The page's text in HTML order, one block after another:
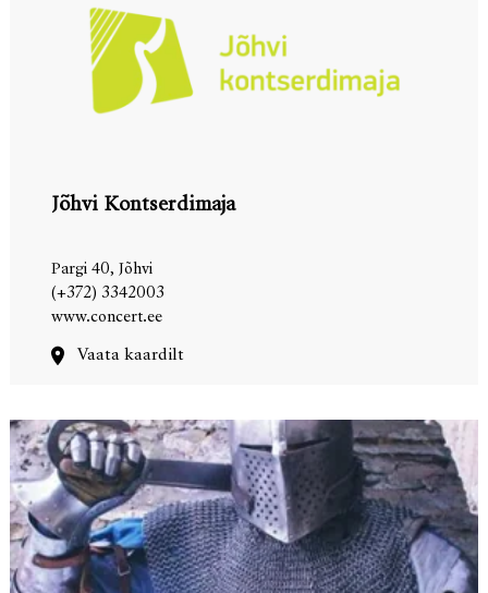
Jõhvi Kontserdimaja
Pargi 40, Jõhvi
(+372) 3342003
www.concert.ee
Vaata kaardilt